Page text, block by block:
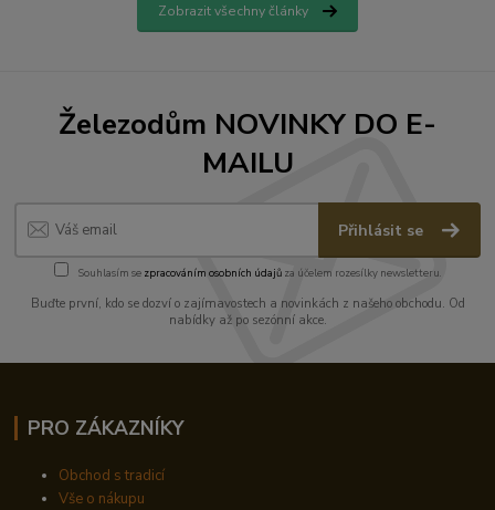
Zobrazit všechny články
Železodům NOVINKY DO E-
MAILU
Přihlásit se
Souhlasím se zpracováním osobních údajůza účelem rozesílky newsletteru.
Buďte první, kdo se dozví o zajímavostech a novinkách z našeho obchodu. Od
nabídky až po sezónní akce.
PRO ZÁKAZNÍKY
Obchod s tradicí
Vše o nákupu